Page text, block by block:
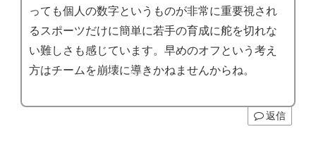
っても個人の数字というものが非常に重要視され
るスポーツだけに簡単に若手の育成に舵を切れな
い難しさも感じています。早めのオフという考え
方はチームを崩壊に導きかねませんからね。
返信